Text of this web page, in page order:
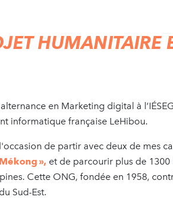
HUMANITAIRE
en Marketing digital à
informatique française LeHibou.
de partir avec deux de mes
», et de parcourir plus de
Cette ONG, fondée en 1958,
Sud-Est.